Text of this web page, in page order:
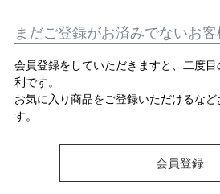
ンキング
ピックス
まだご登録がお済みでないお客
会員登録をしていただきますと、二度
利です。
お気に入り商品をご登録いただけるな
す。
会員登録